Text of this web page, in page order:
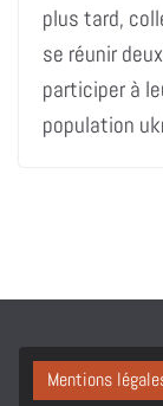
plus tard,
se réunir
participer à
population
Mentions